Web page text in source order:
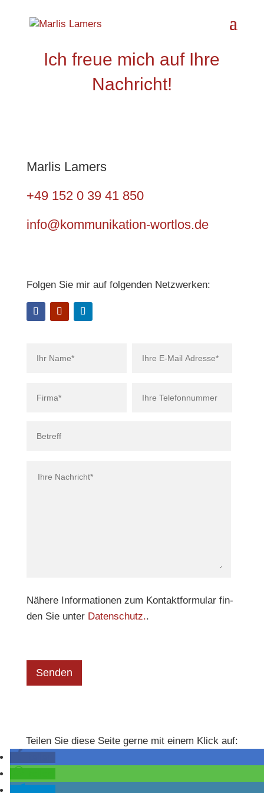
Ich freue mich auf Ihre
Nachricht!
Mar­lis Lamers
+49 152 0 39 41 850
info@kommunikation-wortlos.de
Fol­gen Sie mir auf fol­gen­den Netzwerken:
Nähere Infor­ma­tio­nen zum Kon­takt­for­mu­lar fin­
den Sie unter Daten­schutz..
Tei­len Sie diese Seite gerne mit einem Klick auf: